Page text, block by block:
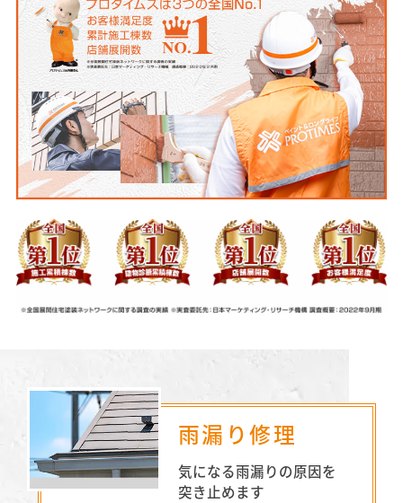
雨漏り修理
気になる雨漏りの原因を
突き止めます